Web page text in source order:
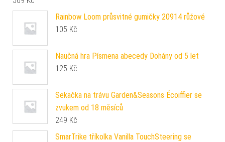
Rainbow Loom průsvitné gumičky 20914 růžové
105 Kč
Naučná hra Písmena abecedy Dohány od 5 let
125 Kč
Sekačka na trávu Garden&Seasons Écoiffier se
zvukem od 18 měsíců
249 Kč
SmarTrike tříkolka Vanilla TouchSteering se